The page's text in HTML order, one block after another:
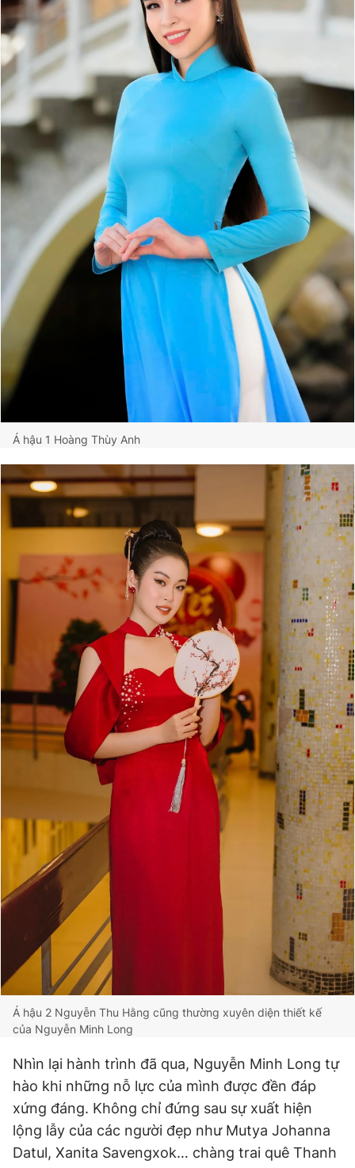
Á hậu 1 Hoàng Thùy Anh
Á hậu 2 Nguyễn Thu Hằng cũng thường xuyên diện thiết kế
của Nguyễn Minh Long
Nhìn lại hành trình đã qua, Nguyễn Minh Long tự
hào khi những nỗ lực của mình được đền đáp
xứng đáng. Không chỉ đứng sau sự xuất hiện
lộng lẫy của các người đẹp như Mutya Johanna
Datul, Xanita Savengxok… chàng trai quê Thanh